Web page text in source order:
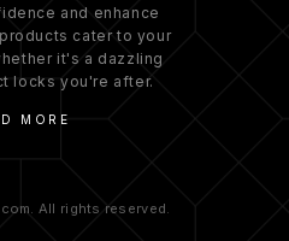
and enhance
cater to your
it's a dazzling
locks you're after.
MORE
All rights reserved.